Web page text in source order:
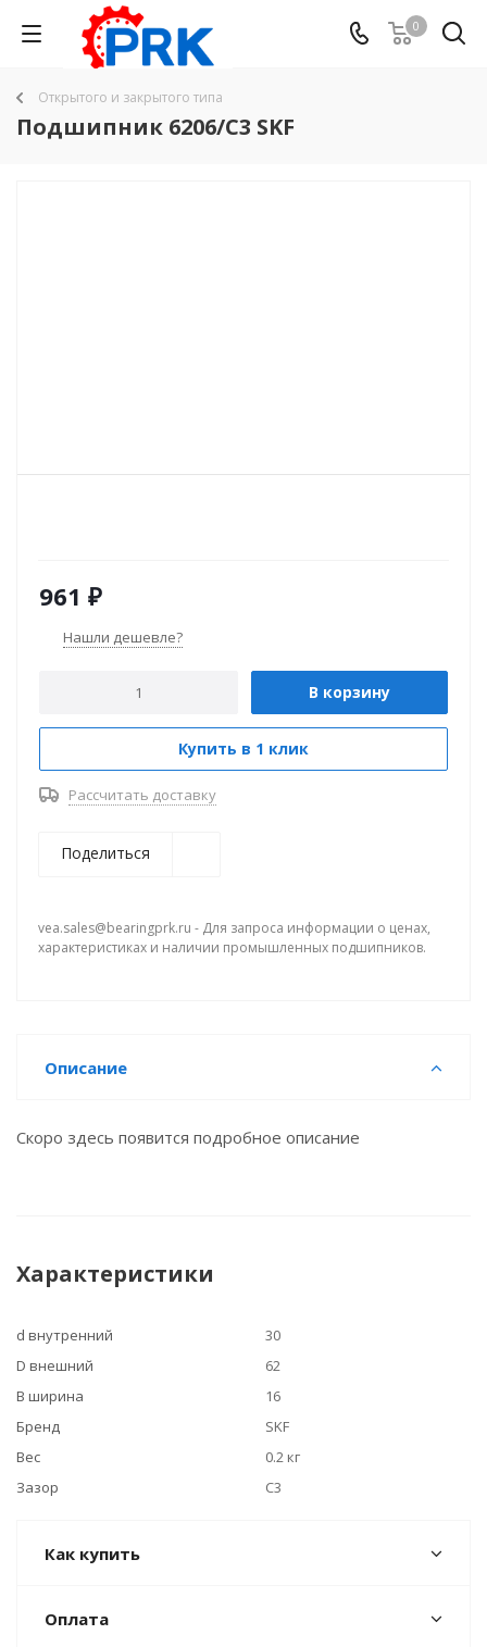
0
Открытого и закрытого типа
Подшипник 6206/C3 SKF
961 ₽
Нашли дешевле?
В корзину
Купить в 1 клик
Рассчитать доставку
Поделиться
vea.sales@bearingprk.ru - Для запроса информации о ценах,
характеристиках и наличии промышленных подшипников.
Описание
Скоро здесь появится подробное описание
Характеристики
d внутренний
30
D внешний
62
B ширина
16
Бренд
SKF
Вес
0.2 кг
Зазор
C3
Как купить
Оплата